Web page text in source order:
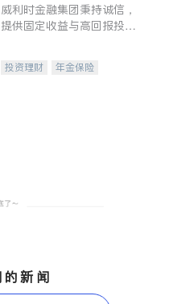
威利时金融集团秉持诚信，
提供固定收益与高回报投资
合，助力客户实现目标
投资理财
年金保险
新闻